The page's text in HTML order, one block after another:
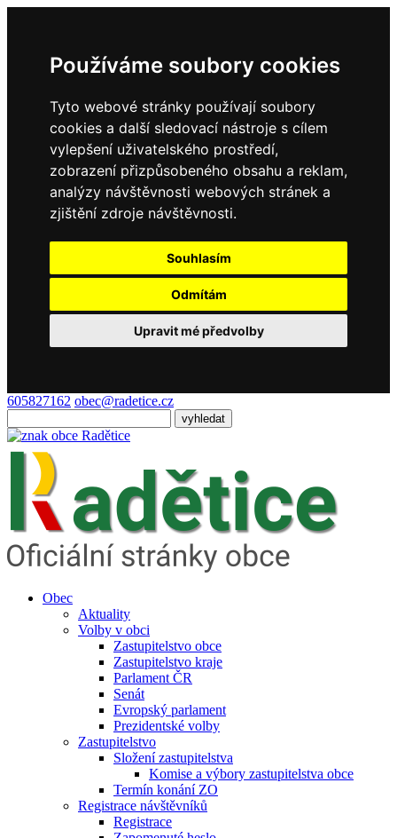
Používáme soubory cookies
Tyto webové stránky používají soubory
cookies a další sledovací nástroje s cílem
vylepšení uživatelského prostředí,
zobrazení přizpůsobeného obsahu a reklam,
analýzy návštěvnosti webových stránek a
zjištění zdroje návštěvnosti.
Souhlasím
Odmítám
Upravit mé předvolby
605827162 obec@radetice.cz
Obec
Aktuality
Volby v obci
Zastupitelstvo obce
Zastupitelstvo kraje
Parlament ČR
Senát
Evropský parlament
Prezidentské volby
Zastupitelstvo
Složení zastupitelstva
Komise a výbory zastupitelstva obce
Termín konání ZO
Registrace návštěvníků
Registrace